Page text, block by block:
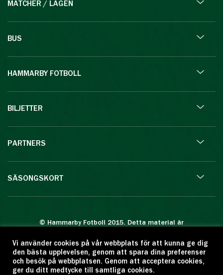
MATCHER / LAGEN
BUS
HAMMARBY FOTBOLL
BILJETTER
PARTNERS
SÄSONGSKORT
© Hammarby Fotboll 2015. Detta material är
Eftertryck eller annan kopiering är förbjuden.
Citera oss gärna men ange källan:
www.hammarbyfotboll.se. Ansvarig utgivare:
Vi använder cookies på vår webbplats för att kunna ge dig
den bästa upplevelsen, genom att spara dina preferenser
och besök på webbplatsen. Genom att acceptera cookies,
ger du ditt medtycke till samtliga cookies.